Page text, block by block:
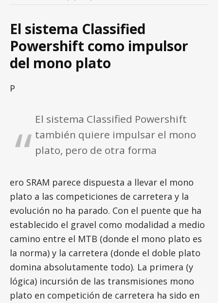
El sistema Classified
Powershift como impulsor
del mono plato
P
El sistema Classified Powershift
también quiere impulsar el mono
plato, pero de otra forma
ero SRAM parece dispuesta a llevar el mono
plato a las competiciones de carretera y la
evolución no ha parado. Con el puente que ha
establecido el gravel como modalidad a medio
camino entre el MTB (donde el mono plato es
la norma) y la carretera (donde el doble plato
domina absolutamente todo). La primera (y
lógica) incursión de las transmisiones mono
plato en competición de carretera ha sido en